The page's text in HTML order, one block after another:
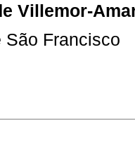
Villemor-
São Francisco